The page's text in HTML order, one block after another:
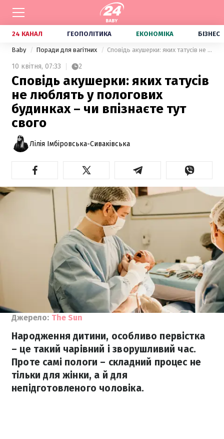
24 КАНАЛ ГЕОПОЛІТИКА ЕКОНОМІКА БІЗНЕС
Baby Поради для вагітних Сповідь акушерки: яких татусів не люблять у пологових будинках – чи впізнаєте тут свого
10 квітня, 07:33 2
Сповідь акушерки: яких татусів
не люблять у пологових
будинках – чи впізнаєте тут
свого
Лілія Імбіровська-Сиваківська
Джерело: The Sun
Народження дитини, особливо первістка
– це такий чарівний і зворушливий час.
Проте самі пологи – складний процес не
тільки для жінки, а й для
непідготовленого чоловіка.